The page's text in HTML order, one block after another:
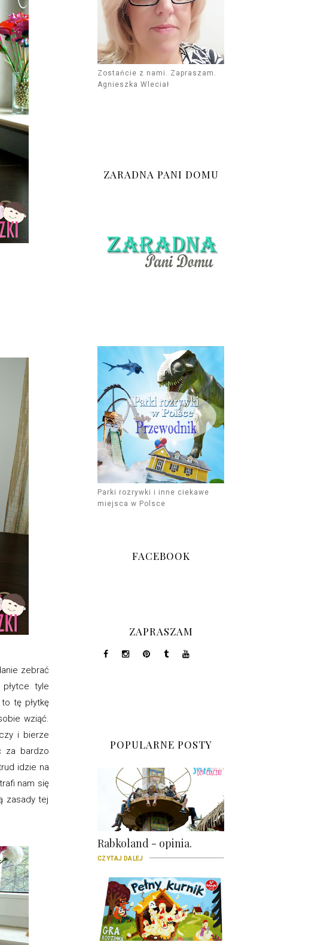
zebrać
tyle
tę płytkę
wziąć.
i bierze
za bardzo
idzie na
nam się
zasady tej
Zostańcie z nami. Zapraszam.
Agnieszka Wleciał
ZARADNA PANI DOMU
Parki rozrywki i inne ciekawe
miejsca w Polsce
FACEBOOK
ZAPRASZAM
POPULARNE POSTY
Rabkoland - opinia.
CZYTAJ DALEJ